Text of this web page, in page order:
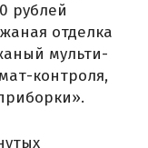
рублей
отделка
мульти-
контроля,